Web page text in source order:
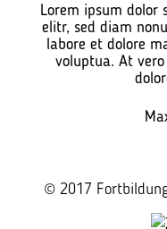
Lorem ipsum dolor
elitr, sed diam
labore et dolore
voluptua. At
© 2017